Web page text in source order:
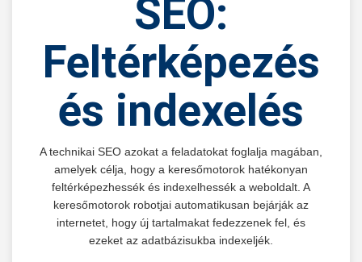
SEO:
Feltérképezés
és indexelés
A technikai SEO azokat a feladatokat foglalja magában,
amelyek célja, hogy a keresőmotorok hatékonyan
feltérképezhessék és indexelhessék a weboldalt. A
keresőmotorok robotjai automatikusan bejárják az
internetet, hogy új tartalmakat fedezzenek fel, és
ezeket az adatbázisukba indexeljék.